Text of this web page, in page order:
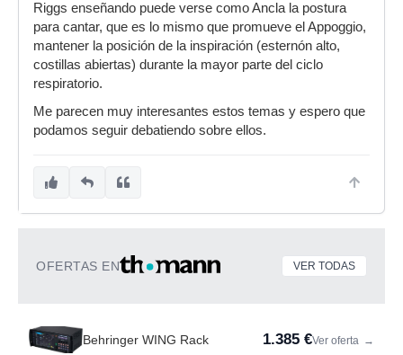
Riggs enseñando puede verse como Ancla la postura
para cantar, que es lo mismo que promueve el Appoggio,
mantener la posición de la inspiración (esternón alto,
costillas abiertas) durante la mayor parte del ciclo
respiratorio.
Me parecen muy interesantes estos temas y espero que
podamos seguir debatiendo sobre ellos.
OFERTAS EN VER TODAS
Behringer WING Rack 1.385 €Ver oferta →